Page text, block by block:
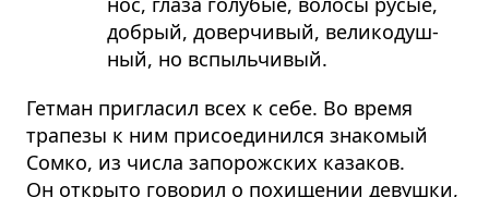
добрый, довер­чи­вый, вели­ко­душ­
ный, но вспыль­чи­вый.
Гетман пригласил всех к себе. Во время
трапезы к ним присоединился знакомый
Сомко, из числа запорожских казаков.
Он открыто говорил о похищении девушки,